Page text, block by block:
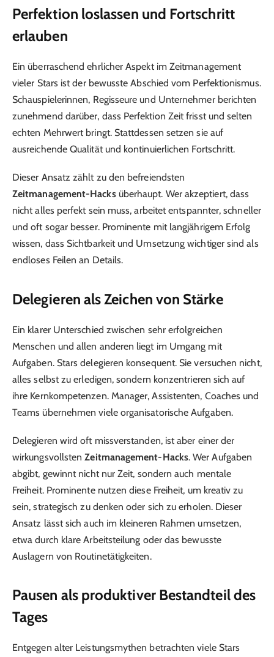
Perfektion loslassen und Fortschritt
erlauben
Ein überraschend ehrlicher Aspekt im Zeitmanagement
vieler Stars ist der bewusste Abschied vom Perfektionismus.
Schauspielerinnen, Regisseure und Unternehmer berichten
zunehmend darüber, dass Perfektion Zeit frisst und selten
echten Mehrwert bringt. Stattdessen setzen sie auf
ausreichende Qualität und kontinuierlichen Fortschritt.
Dieser Ansatz zählt zu den befreiendsten
Zeitmanagement-Hacksüberhaupt. Wer akzeptiert, dass
nicht alles perfekt sein muss, arbeitet entspannter, schneller
und oft sogar besser. Prominente mit langjährigem Erfolg
wissen, dass Sichtbarkeit und Umsetzung wichtiger sind als
endloses Feilen an Details.
Delegieren als Zeichen von Stärke
Ein klarer Unterschied zwischen sehr erfolgreichen
Menschen und allen anderen liegt im Umgang mit
Aufgaben. Stars delegieren konsequent. Sie versuchen nicht,
alles selbst zu erledigen, sondern konzentrieren sich auf
ihre Kernkompetenzen. Manager, Assistenten, Coaches und
Teams übernehmen viele organisatorische Aufgaben.
Delegieren wird oft missverstanden, ist aber einer der
wirkungsvollstenZeitmanagement-Hacks. Wer Aufgaben
abgibt, gewinnt nicht nur Zeit, sondern auch mentale
Freiheit. Prominente nutzen diese Freiheit, um kreativ zu
sein, strategisch zu denken oder sich zu erholen. Dieser
Ansatz lässt sich auch im kleineren Rahmen umsetzen,
etwa durch klare Arbeitsteilung oder das bewusste
Auslagern von Routinetätigkeiten.
Pausen als produktiver Bestandteil des
Tages
Entgegen alter Leistungsmythen betrachten viele Stars